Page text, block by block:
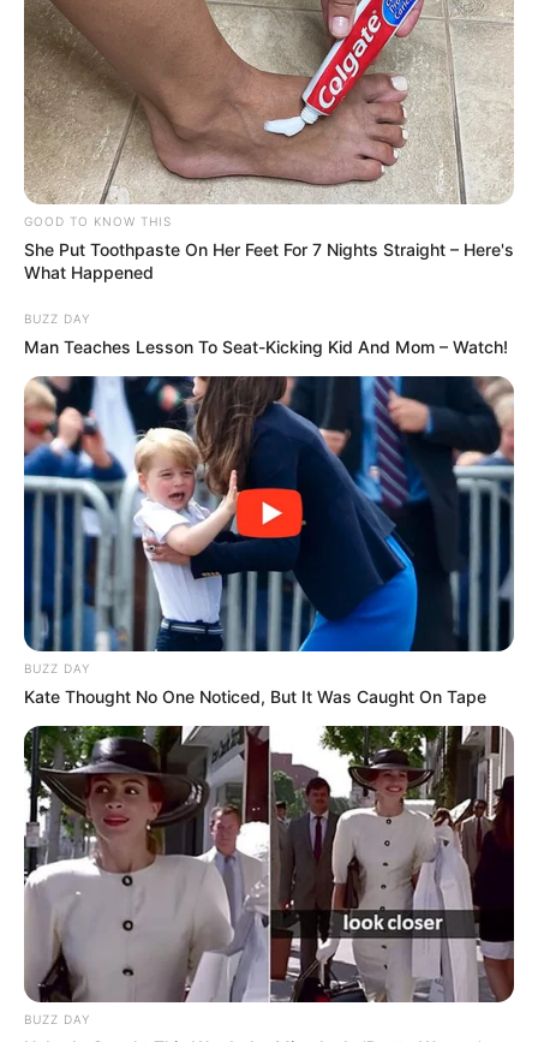
GOOD TO KNOW THIS
She Put Toothpaste On Her Feet For 7 Nights Straight – Here's
What Happened
BUZZ DAY
Man Teaches Lesson To Seat-Kicking Kid And Mom – Watch!
BUZZ DAY
Kate Thought No One Noticed, But It Was Caught On Tape
BUZZ DAY